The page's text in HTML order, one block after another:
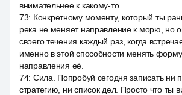
внимательнее к какому-то
73: Конкретному моменту, который ты
река не меняет направление к морю, но
своего течения каждый раз, когда
именно в этой способности менять
направления её.
74: Сила. Попробуй сегодня записать ни
стратегию, ни список дел. Просто что ты